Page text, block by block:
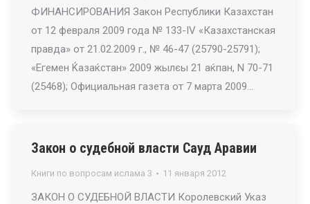
ФИНАНСИРОВАНИЯ Закон Республики Казахстан
от 12 февраля 2009 года № 133-IV «Казахстанская
правда» от 21.02.2009 г., № 46-47 (25790-25791);
«Егемен Ќазаќстан» 2009 жылєы 21 аќпан, N 70-71
(25468); Официальная газета от 7 марта 2009…
Закон о судебной власти Сауд Аравии
Книги по вопросам ислама 3 11 января 2012
ЗАКОН О СУДЕБНОЙ ВЛАСТИ Королевский Указ